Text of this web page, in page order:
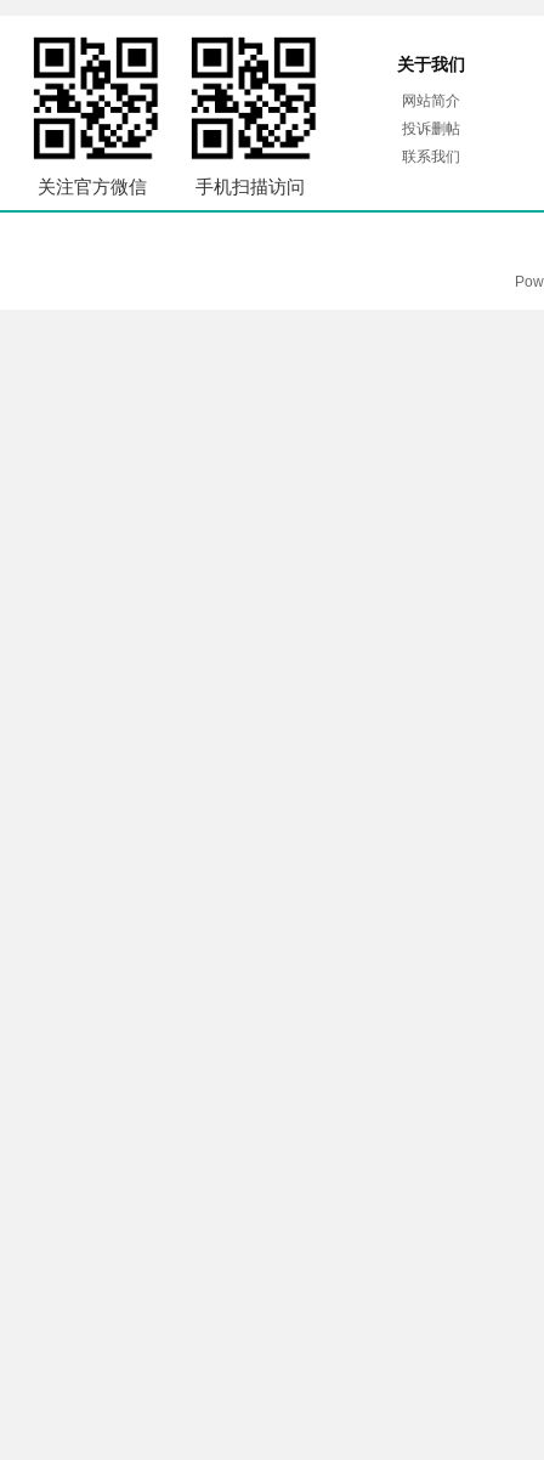
关注官方微信 手机扫描访问
关于我们
网站简介
投诉删帖
联系我们